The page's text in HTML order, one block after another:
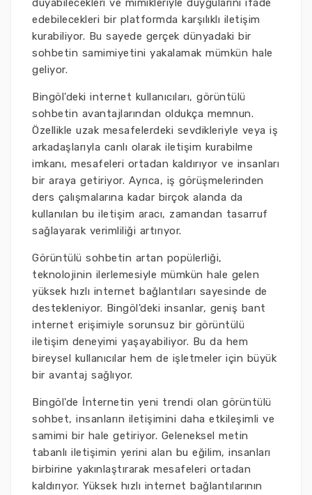
duyabilecekleri ve mimikleriyle duygularını ifade
edebilecekleri bir platformda karşılıklı iletişim
kurabiliyor. Bu sayede gerçek dünyadaki bir
sohbetin samimiyetini yakalamak mümkün hale
geliyor.
Bingöl'deki internet kullanıcıları, görüntülü
sohbetin avantajlarından oldukça memnun.
Özellikle uzak mesafelerdeki sevdikleriyle veya iş
arkadaşlarıyla canlı olarak iletişim kurabilme
imkanı, mesafeleri ortadan kaldırıyor ve insanları
bir araya getiriyor. Ayrıca, iş görüşmelerinden
ders çalışmalarına kadar birçok alanda da
kullanılan bu iletişim aracı, zamandan tasarruf
sağlayarak verimliliği artırıyor.
Görüntülü sohbetin artan popülerliği,
teknolojinin ilerlemesiyle mümkün hale gelen
yüksek hızlı internet bağlantıları sayesinde de
destekleniyor. Bingöl'deki insanlar, geniş bant
internet erişimiyle sorunsuz bir görüntülü
iletişim deneyimi yaşayabiliyor. Bu da hem
bireysel kullanıcılar hem de işletmeler için büyük
bir avantaj sağlıyor.
Bingöl'de İnternetin yeni trendi olan görüntülü
sohbet, insanların iletişimini daha etkileşimli ve
samimi bir hale getiriyor. Geleneksel metin
tabanlı iletişimin yerini alan bu eğilim, insanları
birbirine yakınlaştırarak mesafeleri ortadan
kaldırıyor. Yüksek hızlı internet bağlantılarının